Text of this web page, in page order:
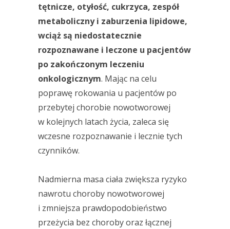
tętnicze, otyłość, cukrzyca, zespół
metaboliczny i zaburzenia lipidowe,
wciąż są niedostatecznie
rozpoznawane i leczone u pacjentów
po zakończonym leczeniu
onkologicznym. Mając na celu
poprawę rokowania u pacjentów po
przebytej chorobie nowotworowej
w kolejnych latach życia, zaleca się
wczesne rozpoznawanie i lecznie tych
czynników.
Nadmierna masa ciała zwiększa ryzyko
nawrotu choroby nowotworowej
i zmniejsza prawdopodobieństwo
przeżycia bez choroby oraz łącznej